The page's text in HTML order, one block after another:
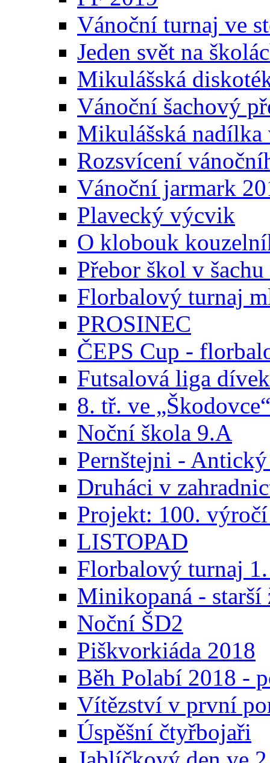
Vánoční turnaj ve
Jeden svět na
Mikulášská
Vánoční šachový
Mikulášská nadílka
Rozsvícení
Vánoční jarmark
Plavecký výcvik
O klobouk
Přebor škol v
Florbalový turnaj
PROSINEC
ČEPS Cup -
Futsalová liga
8. tř. ve „Škodovce“
Noční škola 9.A
Pernštejni -
Druháci v
Projekt: 100.
LISTOPAD
Florbalový turnaj
Minikopaná - starší
Noční ŠD2
Piškvorkiáda 2018
Běh Polabí 2018 -
Vítězství v první
Úspěšní čtyřbojaři